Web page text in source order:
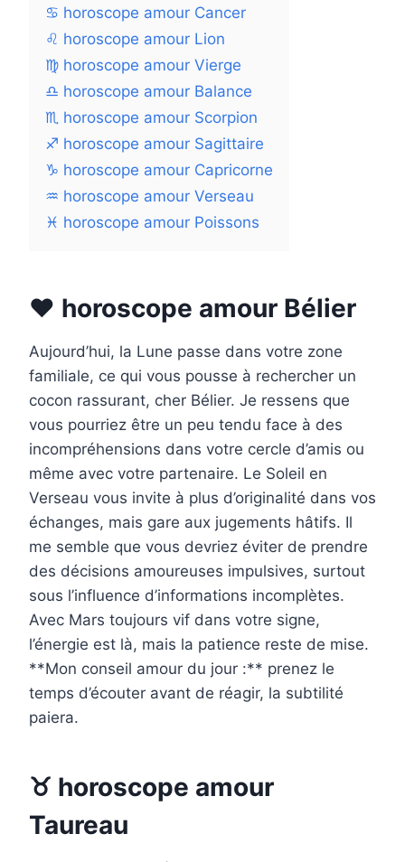
♋ horoscope amour Cancer
♌ horoscope amour Lion
♍ horoscope amour Vierge
♎ horoscope amour Balance
♏ horoscope amour Scorpion
♐ horoscope amour Sagittaire
♑ horoscope amour Capricorne
♒ horoscope amour Verseau
♓ horoscope amour Poissons
❤️ horoscope amour Bélier
Aujourd’hui, la Lune passe dans votre zone
familiale, ce qui vous pousse à rechercher un
cocon rassurant, cher Bélier. Je ressens que
vous pourriez être un peu tendu face à des
incompréhensions dans votre cercle d’amis ou
même avec votre partenaire. Le Soleil en
Verseau vous invite à plus d’originalité dans vos
échanges, mais gare aux jugements hâtifs. Il
me semble que vous devriez éviter de prendre
des décisions amoureuses impulsives, surtout
sous l’influence d’informations incomplètes.
Avec Mars toujours vif dans votre signe,
l’énergie est là, mais la patience reste de mise.
**Mon conseil amour du jour :** prenez le
temps d’écouter avant de réagir, la subtilité
paiera.
♉ horoscope amour
Taureau